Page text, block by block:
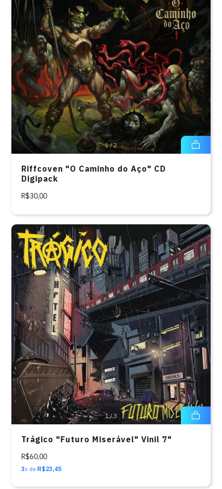
1/2
Riffcoven "O Caminho do Aço" CD
Digipack
R$30,00
1/3
Trágico "Futuro Miserável" Vinil 7"
R$60,00
3x de R$23,45